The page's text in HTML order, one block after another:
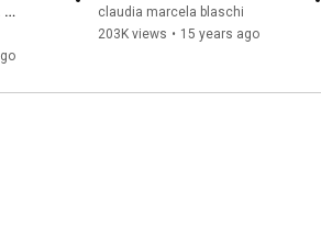
claudia marcela blaschi
203K views • 15 years ago